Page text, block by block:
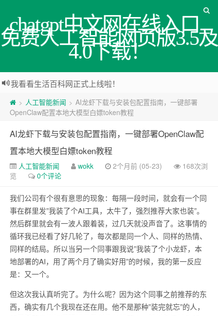
chatgpt中文网在线入口_
免费人工智能网页版3.5及
4.0下载！
我看看生活百科网正式上线啦！
> 人工智能新闻 > AI龙虾下载与安装包配置指南，一键部署
OpenClaw配置本地大模型白嫖token教程
AI龙虾下载与安装包配置指南，一键部署OpenClaw配
置本地大模型白嫖token教程
人工智能新闻 wokk 2个月前 (05-23)
168次浏
览
0个评论
我们公司有个很有意思的现象：每隔一段时间，就会有一个同
事在群里发”我装了个AI工具，太牛了，强烈推荐大家也装”。
然后群里就会有一波人跟着装，过几天就没声音了。这事情的
循环我已经看了好几轮了，每次都是同一个人、同样的热情、
同样的结局。所以当另一个同事跟我说”我装了个小龙虾，本
地部署的AI，用了两个月了确实好用”的时候，我的第一反应
是：又一个。
但这次我认真听完了。为什么呢？因为这个同事之前推荐的东
西，确实有几个我现在还在用。他不是那种”装完就忘”的人，